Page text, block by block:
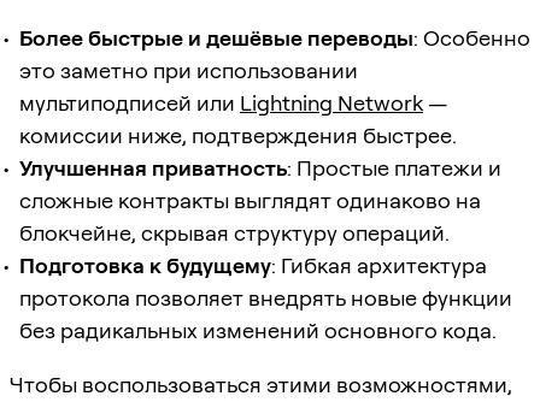
Более быстрые и дешёвые переводы: Особенно
это заметно при использовании
мультиподписей или Lightning Network—
комиссии ниже, подтверждения быстрее.
Улучшенная приватность: Простые платежи и
сложные контракты выглядят одинаково на
блокчейне, скрывая структуру операций.
Подготовка к будущему: Гибкая архитектура
протокола позволяет внедрять новые функции
без радикальных изменений основного кода.
Чтобы воспользоваться этими возможностями,